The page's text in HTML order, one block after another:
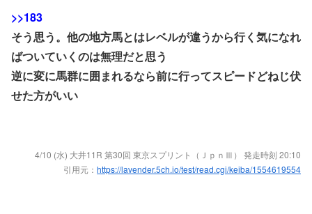
>>183
そう思う。他の地方馬とはレベルが違うから行く気になれ
ばついていくのは無理だと思う
逆に変に馬群に囲まれるなら前に行ってスピードどねじ伏
せた方がいい
4/10 (水) 大井11R 第30回 東京スプリント（ＪｐｎⅢ） 発走時刻 20:10
引用元： https://lavender.5ch.io/test/read.cgi/keiba/1554619554